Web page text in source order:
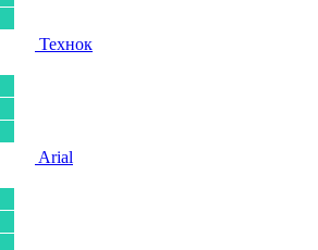
Технок
Arial